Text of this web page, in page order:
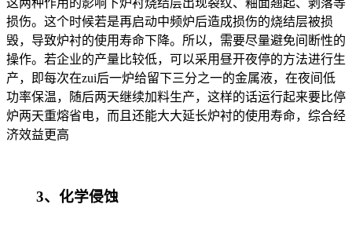
这两种作用的影响下炉衬烧结层出现裂纹、釉面翘起、剥落等
损伤。这个时候若是再启动中频炉后造成损伤的烧结层被损
毁，导致炉衬的使用寿命下降。所以，需要尽量避免间断性的
操作。若企业的产量比较低，可以采用昼开夜停的方法进行生
产，即每次在zui后一炉给留下三分之一的金属液，在夜间低
功率保温，随后两天继续加料生产，这样的话运行起来要比停
炉两天重熔省电，而且还能大大延长炉衬的使用寿命，综合经
济效益更高
3、化学侵蚀